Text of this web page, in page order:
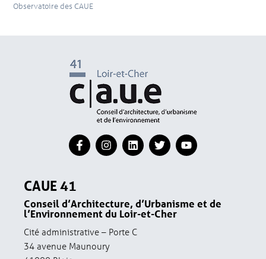
Observatoire des CAUE
CAUE 41
Conseil d’Architecture, d’Urbanisme et de
l’Environnement du Loir-et-Cher
Cité administrative – Porte C
34 avenue Maunoury